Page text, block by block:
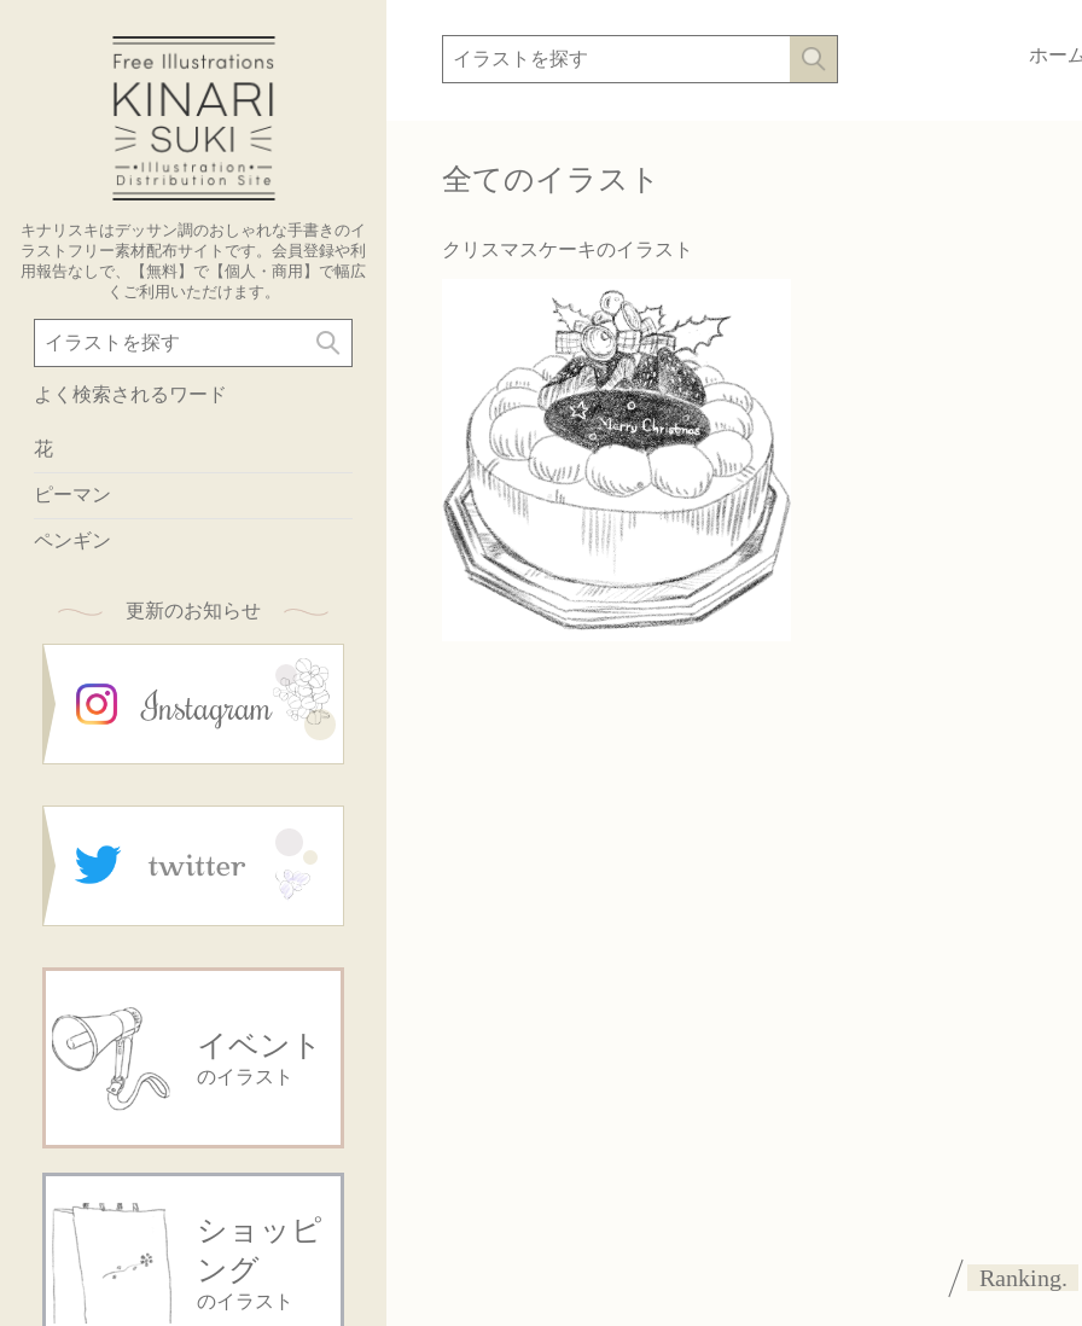
キナリスキはデッサン調のおしゃれな手書きのイ
ラストフリー素材配布サイトです。会員登録や利
用報告なしで、【無料】で【個人・商用】で幅広
くご利用いただけます。
よく検索されるワード
花
ピーマン
ペンギン
更新のお知らせ
イベント
のイラスト
ショッピ
ング
のイラスト
ホー
全てのイラスト
クリスマスケーキのイラスト
Ranking.